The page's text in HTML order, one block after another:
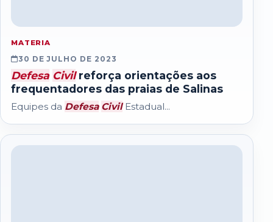
MATERIA
30 DE JULHO DE 2023
Defesa Civilreforça orientações aos
frequentadores das praias de Salinas
Equipes da Defesa CivilEstadual...